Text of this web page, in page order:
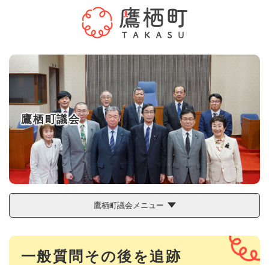
メニューを飛ばして本文へ
鷹栖町議会
鷹栖町議会メニュー
本
一般質問その後を追跡